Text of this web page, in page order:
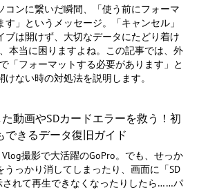
コンに繋いだ瞬間、「使う前にフォーマ
す」というメッセージ。「キャンセル」
ブは開けず、大切なデータにたどり着け
本当に困りますよね。この記事では、外
「フォーマットする必要があります」と
けない時の対処法を説明します。
た動画やSDカードエラーを救う！初
できるデータ復旧ガイド
撮影で大活躍のGoPro。でも、せっか
うっかり消してしまったり、画面に「SD
されて再生できなくなったりしたら……パ